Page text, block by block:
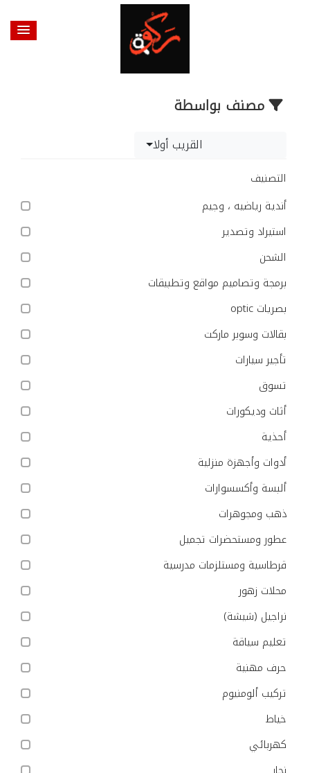
مصنف بواسطة
القريب أولا
التصنيف
أندية رياضيه ، وجيم
استيراد وتصدير
الشحن
برمجة وتصاميم مواقع وتطبيقات
بصريات optic
بقالات وسوبر ماركت
تأجير سيارات
تسوق
أثاث وديكورات
أحذية
أدوات وأجهزة منزلية
ألبسة وأكسسوارات
ذهب ومجوهرات
عطور ومستحضرات تجميل
قرطاسية ومستلزمات مدرسية
محلات زهور
نراجيل (شيشة)
تعليم سياقة
حرف مهنية
تركيب ألومنيوم
خياط
كهربائي